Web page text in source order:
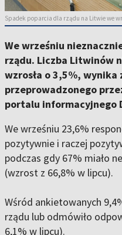
Spadek poparcia dla rządu na Litwie we
We wrześniu
rządu. Liczba Litwinów
wzrosła o 3,5%, wynika
przeprowadzonego
portalu informacyjnego
We wrześniu 23,6%
pozytywnie i raczej
podczas gdy 67% miało
(wzrost z 66,8% w lipcu).
Wśród ankietowanych
rządu lub odmówiło
6,1% w lipcu).